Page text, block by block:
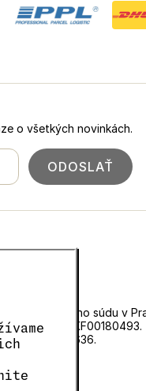
o všetkých novinkách.
ODOSLAŤ
Mestského súdu v
pod číslom EKF00180493.
číslo 0636.